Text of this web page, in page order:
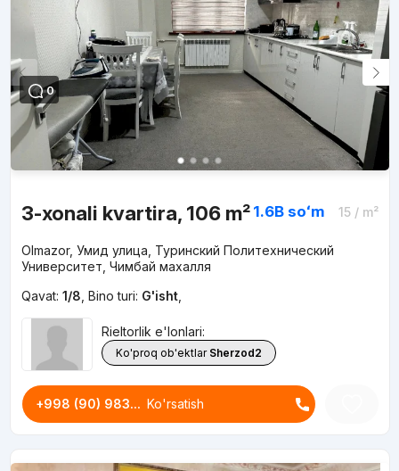
0
3-xonali kvartira, 106 m² 1.6B soʻm 15/ m²
Olmazor, Умид улица, Туринский Политехнический
Университет, Чимбай махалля
Qavat: 1/8 Bino turi: G'isht,
Rieltorlik e'lonlari:
Ko'proq ob'ektlar Sherzod2
+998 (90) 983... Ko'rsatish